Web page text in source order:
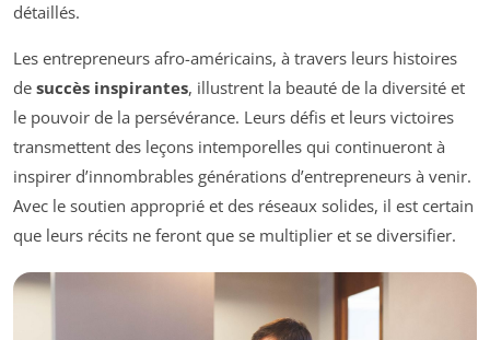
détaillés.
Les entrepreneurs afro-américains, à travers leurs histoires
de succès inspirantes, illustrent la beauté de la diversité et
le pouvoir de la persévérance. Leurs défis et leurs victoires
transmettent des leçons intemporelles qui continueront à
inspirer d’innombrables générations d’entrepreneurs à venir.
Avec le soutien approprié et des réseaux solides, il est certain
que leurs récits ne feront que se multiplier et se diversifier.